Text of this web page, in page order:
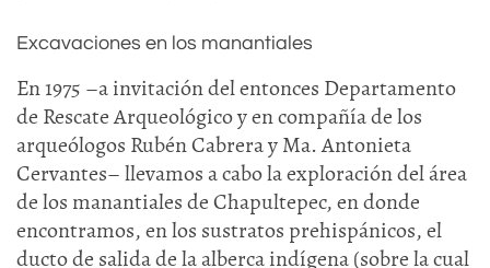
Excavaciones en los manantiales
En 1975 –a invitación del entonces Departamento
de Rescate Arqueológico y en compañía de los
arqueólogos Rubén Cabrera y Ma. Antonieta
Cervantes– llevamos a cabo la exploración del área
de los manantiales de Chapultepec, en donde
encontramos, en los sustratos prehispánicos, el
ducto de salida de la alberca indígena (sobre la cual